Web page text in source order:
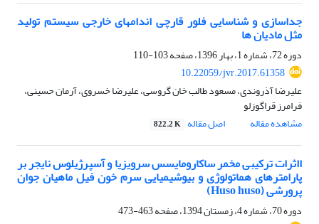
جداسازی و شناسایی فلور قارچی اندامهای خارجی سیستم تولید
مثل مادیان ها
دوره 72، شماره 1، بهار 1396، صفحه
103-110
10.22059/jvr.2017.61358
علیرضا آذروندی، مسعود طالب خان گروسی، علیرضا خسروی، آرمان حسینی،
فرامرز قراگوزلو
مشاهده مقاله
اصل مقاله 822.2 K
ااثرات ترکیبی مخمر ساکارومایسس سرویزیا و آسپرژیلوس نایجر بر
پارامترهای هماتولوژی و بیوشیمیایی سرم خون فیل ماهیان جوان
پرورشی (Huso huso)
دوره 70، شماره 4، زمستان 1394، صفحه
463-473